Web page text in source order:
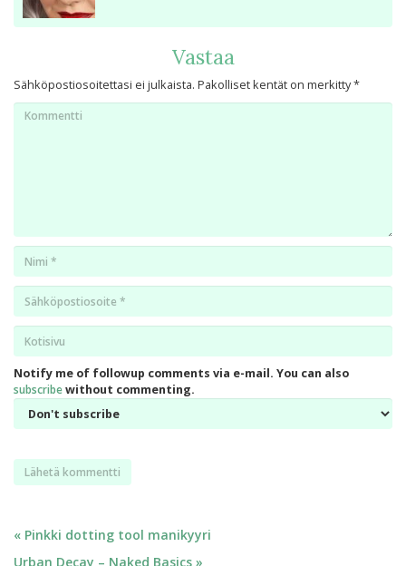
Vastaa
Sähköpostiosoitettasi ei julkaista. Pakolliset kentät on merkitty*
Kommentti
Notify me of followup comments via e-mail. You can also
subscribewithout commenting.
Artikkelien
« Pinkki dotting tool manikyyri
Urban Decay – Naked Basics »